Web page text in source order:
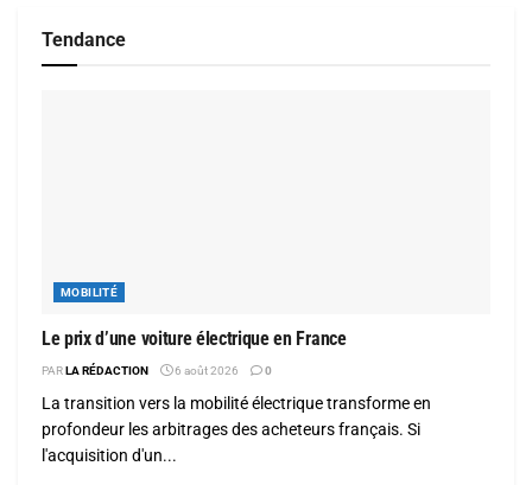
Tendance
MOBILITÉ
Le prix d’une voiture électrique en France
PARLA RÉDACTION 6 août 2026 0
La transition vers la mobilité électrique transforme en
profondeur les arbitrages des acheteurs français. Si
l'acquisition d'un...